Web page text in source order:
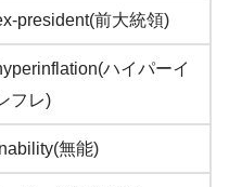
president(前大統領)
ハイパーイ
フレ)
無能)